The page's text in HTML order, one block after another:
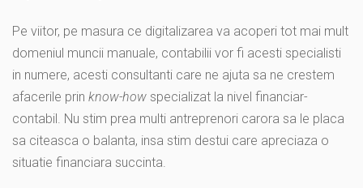
Pe viitor, pe masura ce digitalizarea va acoperi tot mai mult
domeniul muncii manuale, contabilii vor fi acesti specialisti
in numere, acesti consultanti care ne ajuta sa ne crestem
afacerile prin know-how specializat la nivel financiar-
contabil. Nu stim prea multi antreprenori carora sa le placa
sa citeasca o balanta, insa stim destui care apreciaza o
situatie financiara succinta.